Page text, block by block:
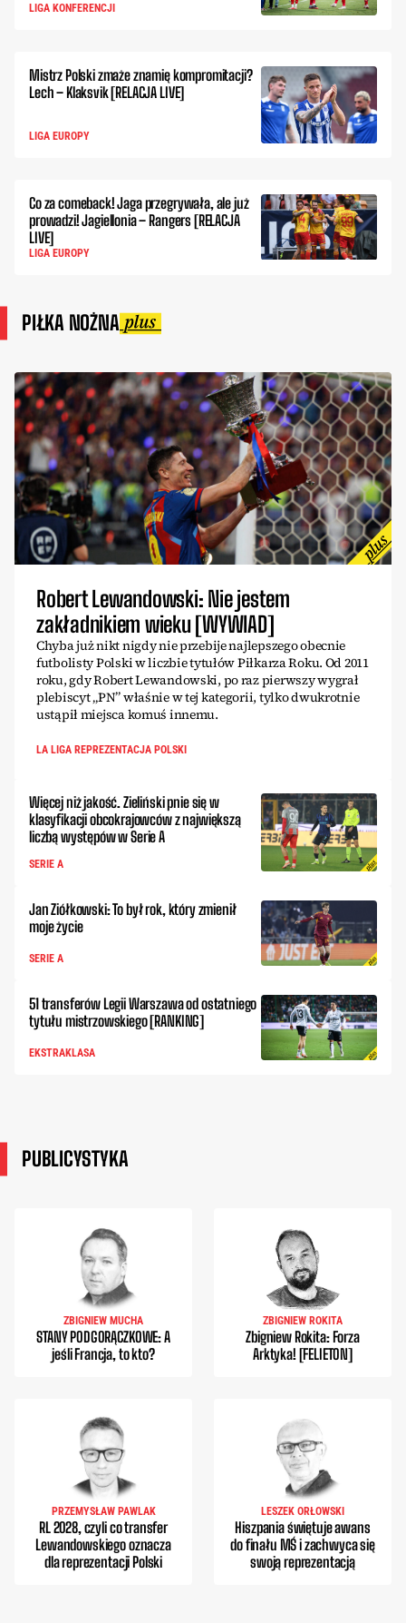
LIGA KONFERENCJI
Mistrz Polski zmaże znamię kompromitacji?
Lech – Klaksvik [RELACJA LIVE]
LIGA EUROPY
Co za comeback! Jaga przegrywała, ale już
prowadzi! Jagiellonia – Rangers [RELACJA
LIVE]
LIGA EUROPY
PIŁKA NOŻNA
Robert Lewandowski: Nie jestem
zakładnikiem wieku [WYWIAD]
Chyba już nikt nigdy nie przebije najlepszego obecnie
futbolisty Polski w liczbie tytułów Piłkarza Roku. Od 2011
roku, gdy Robert Lewandowski, po raz pierwszy wygrał
plebiscyt „PN” właśnie w tej kategorii, tylko dwukrotnie
ustąpił miejsca komuś innemu.
LA LIGA REPREZENTACJA POLSKI
Więcej niż jakość. Zieliński pnie się w
klasyfikacji obcokrajowców z największą
liczbą występów w Serie A
SERIE A
Jan Ziółkowski: To był rok, który zmienił
moje życie
SERIE A
51 transferów Legii Warszawa od ostatniego
tytułu mistrzowskiego [RANKING]
EKSTRAKLASA
PUBLICYSTYKA
ZBIGNIEW MUCHA
STANY PODGORĄCZKOWE: A
jeśli Francja, to kto?
ZBIGNIEW ROKITA
Zbigniew Rokita: Forza
Arktyka! [FELIETON]
PRZEMYSŁAW PAWLAK
RL 2028, czyli co transfer
Lewandowskiego oznacza
dla reprezentacji Polski
LESZEK ORŁOWSKI
Hiszpania świętuje awans
do finału MŚ i zachwyca się
swoją reprezentacją